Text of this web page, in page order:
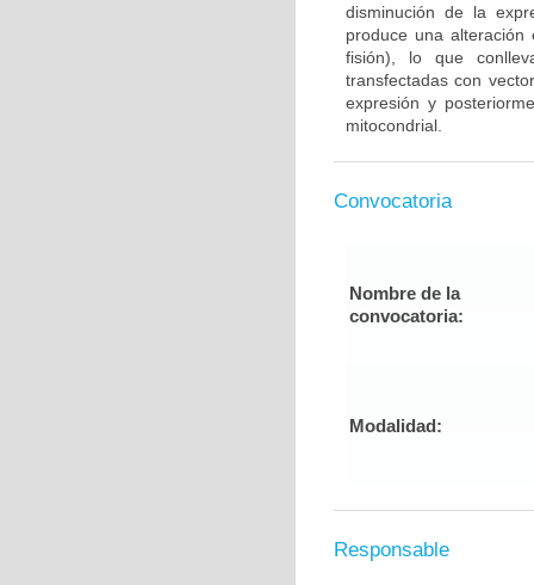
disminución de la
produce una
fisión), lo que
transfectadas con
expresión y
mitocondrial.
Convocatoria
Nombre de la
convocatoria:
Modalidad:
Responsable